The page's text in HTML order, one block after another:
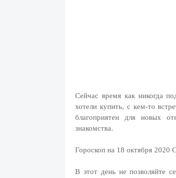
Сейчас время как никогда
хотели купить, с кем-то
благоприятен для новых
знакомства.
Гороскоп на 18 октября 2020
В этот день не позволяйте